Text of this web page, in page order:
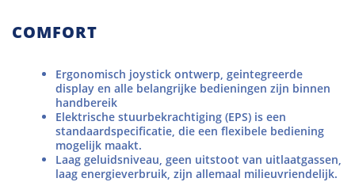
COMFORT
Ergonomisch joystick ontwerp, geintegreerde
display en alle belangrijke bedieningen zijn binnen
handbereik
Elektrische stuurbekrachtiging (EPS) is een
standaardspecificatie, die een flexibele bediening
mogelijk maakt.
Laag geluidsniveau, geen uitstoot van uitlaatgassen,
laag energieverbruik, zijn allemaal milieuvriendelijk.